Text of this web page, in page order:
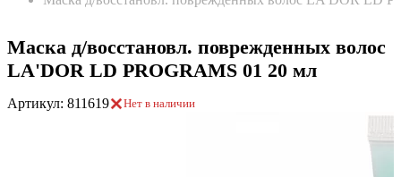
Маска д/восстановл. поврежденных волос
LA'DOR LD PROGRAMS 01 20 мл
Артикул: 811619 Нет в наличии